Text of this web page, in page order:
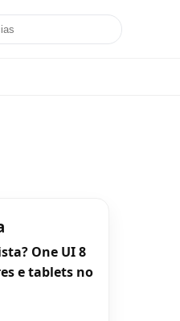
One UI 8
e tablets no